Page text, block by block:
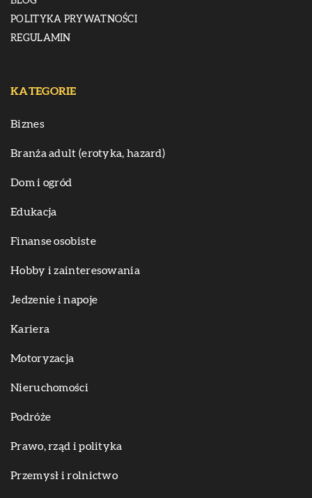
POLITYKA PRYWATNOŚCI
REGULAMIN
KATEGORIE
Biznes
Branża adult (erotyka, hazard)
Dom i ogród
Edukacja
Finanse osobiste
Hobby i zainteresowania
Jedzenie i napoje
Kariera
Motoryzacja
Nieruchomości
Podróże
Prawo, rząd i polityka
Przemysł i rolnictwo